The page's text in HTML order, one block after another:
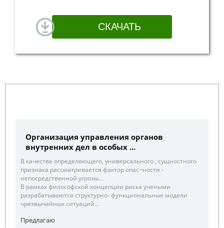
Организация управления органов
внутренних дел в особых ...
В качестве определяющего, универсального , сущностного
признака рассматривается фактор опас¬ности -
непосредственной угрозы...
В рамках философской концепции риска учеными
разрабатываются структурно- функциональные модели
чрезвычайных ситуаций...
Предлагаю